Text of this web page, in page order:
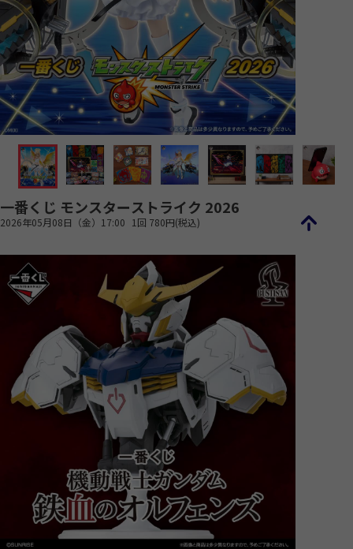
一番くじ モンスターストライク 2026
2026年05月08日（金）17:00 1回 780円(税込)